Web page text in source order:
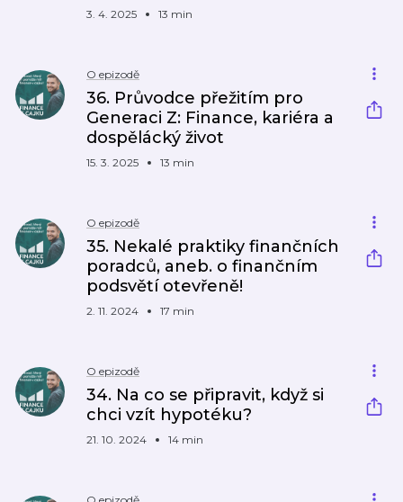
3. 4. 2025 13 min
O epizodě
36. Průvodce přežitím pro
Generaci Z: Finance, kariéra a
dospělácký život
15. 3. 2025 13 min
O epizodě
35. Nekalé praktiky finančních
poradců, aneb. o finančním
podsvětí otevřeně!
2. 11. 2024 17 min
O epizodě
34. Na co se připravit, když si
chci vzít hypotéku?
21. 10. 2024 14 min